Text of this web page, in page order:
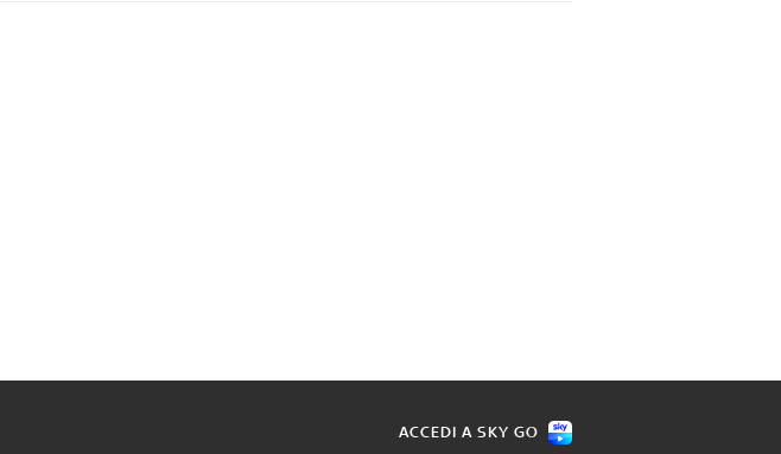
ACCEDI A SKY GO